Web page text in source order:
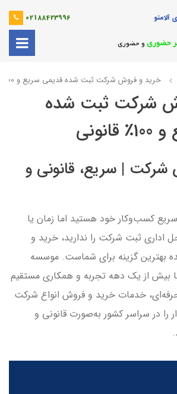
02188423996
حضوری و حضوری
خرید و فروش شرکت ثبت‌ شده قدیمی سریع و 100٪ قانونی
شرکت ثبت‌ شده
| سریع، قانونی و
سریع کسب‌وکار خود هستید اما زمان یا
اداری ثبت شرکت را ندارید، خرید و
گزینه برای شماست. موسسه
بیش از یک دهه تجربه و همکاری مستقیم
حرفه‌ای، خدمات خرید و فروش انواع شرکت
را در سراسر کشور به‌صورت قانونی و